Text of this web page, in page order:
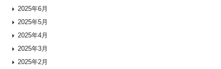
2025年6月
2025年5月
2025年4月
2025年3月
2025年2月